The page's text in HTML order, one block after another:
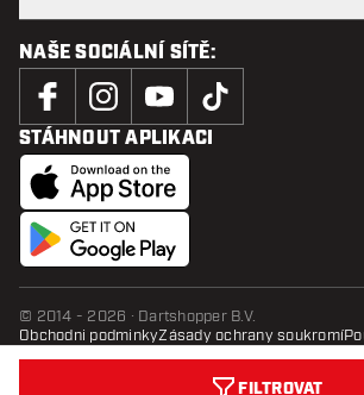
FILTROVAT
NAŠE SOCIÁLNÍ SÍTĚ:
STÁHNOUT APLIKACI
© 2014 - 2026 · Dartshopper B.V.
Obchodni podminkyZásady ochrany soukromí